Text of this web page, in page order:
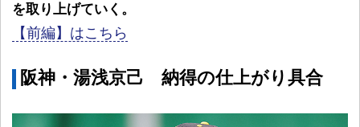
を取り上げていく。
【前編】はこちら
阪神・湯浅京己 納得の仕上がり具合